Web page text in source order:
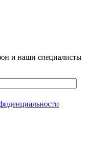
и наши специалисты